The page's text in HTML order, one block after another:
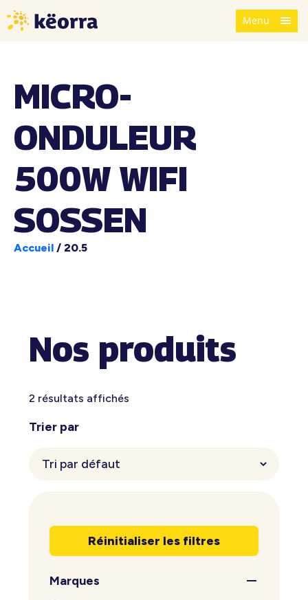
Menu
MICRO-
ONDULEUR
500W WIFI
SOSSEN
Accueil / 20.5
Nos produits
2 résultats affichés
Trier par
Réinitialiser les filtres
Marques